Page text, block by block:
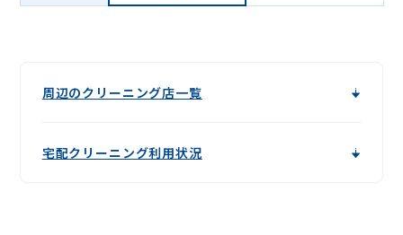
周辺のクリーニング店一覧
宅配クリーニング利用状況